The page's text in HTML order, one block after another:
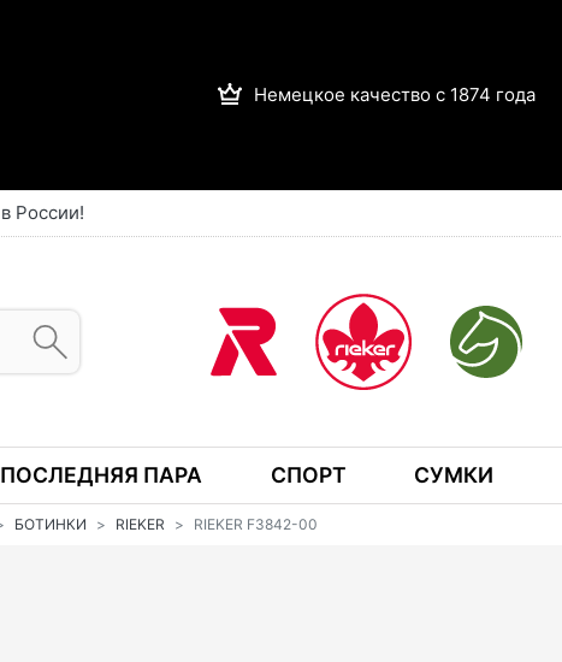
Немецкое качество с 1874 года
в России!
ПОСЛЕДНЯЯ ПАРА СПОРТ СУМКИ
БОТИНКИ RIEKER RIEKER F3842-00